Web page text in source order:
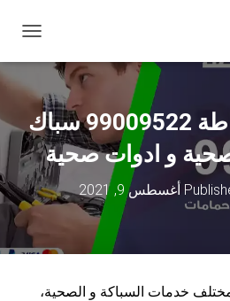
ب
ي
ا
ل
ت
ن
ق
ل
فني صحي غرناطة 99009522 سباك
و ادوات صحية
أغسطس 9, 2021
خدمات السباكة و الصحية،